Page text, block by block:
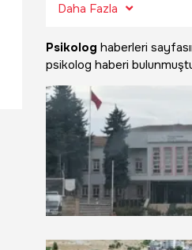
Daha Fazla
Psikolog haberleri
psikolog haberi